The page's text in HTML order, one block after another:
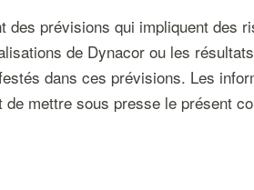
prévisions qui impliquent
de Dynacor ou les
dans ces prévisions. Les
mettre sous presse le présent